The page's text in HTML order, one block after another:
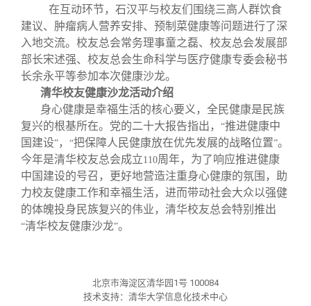
在互动环节，石汉平与校友们围绕三高人群饮食
建议、肿瘤病人营养安排、预制菜健康等问题进行了深
入地交流。校友总会常务理事童之磊、校友总会发展部
部长宋述强、校友总会生命科学与医疗健康专委会秘书
长余永平等参加本次健康沙龙。
清华校友健康沙龙活动介绍
身心健康是幸福生活的核心要义，全民健康是民族
复兴的根基所在。党的二十大报告指出， “推进健康中
国建设” ， “把保障人民健康放在优先发展的战略位置”。
今年是清华校友总会成立110周年，为了响应推进健康
中国建设的号召，更好地营造注重身心健康的氛围，助
力校友健康工作和幸福生活，进而带动社会大众以强健
的体魄投身民族复兴的伟业，清华校友总会特别推出
“清华校友健康沙龙”。
北京市海淀区清华园1号 100084
技术支持：清华大学信息化技术中心